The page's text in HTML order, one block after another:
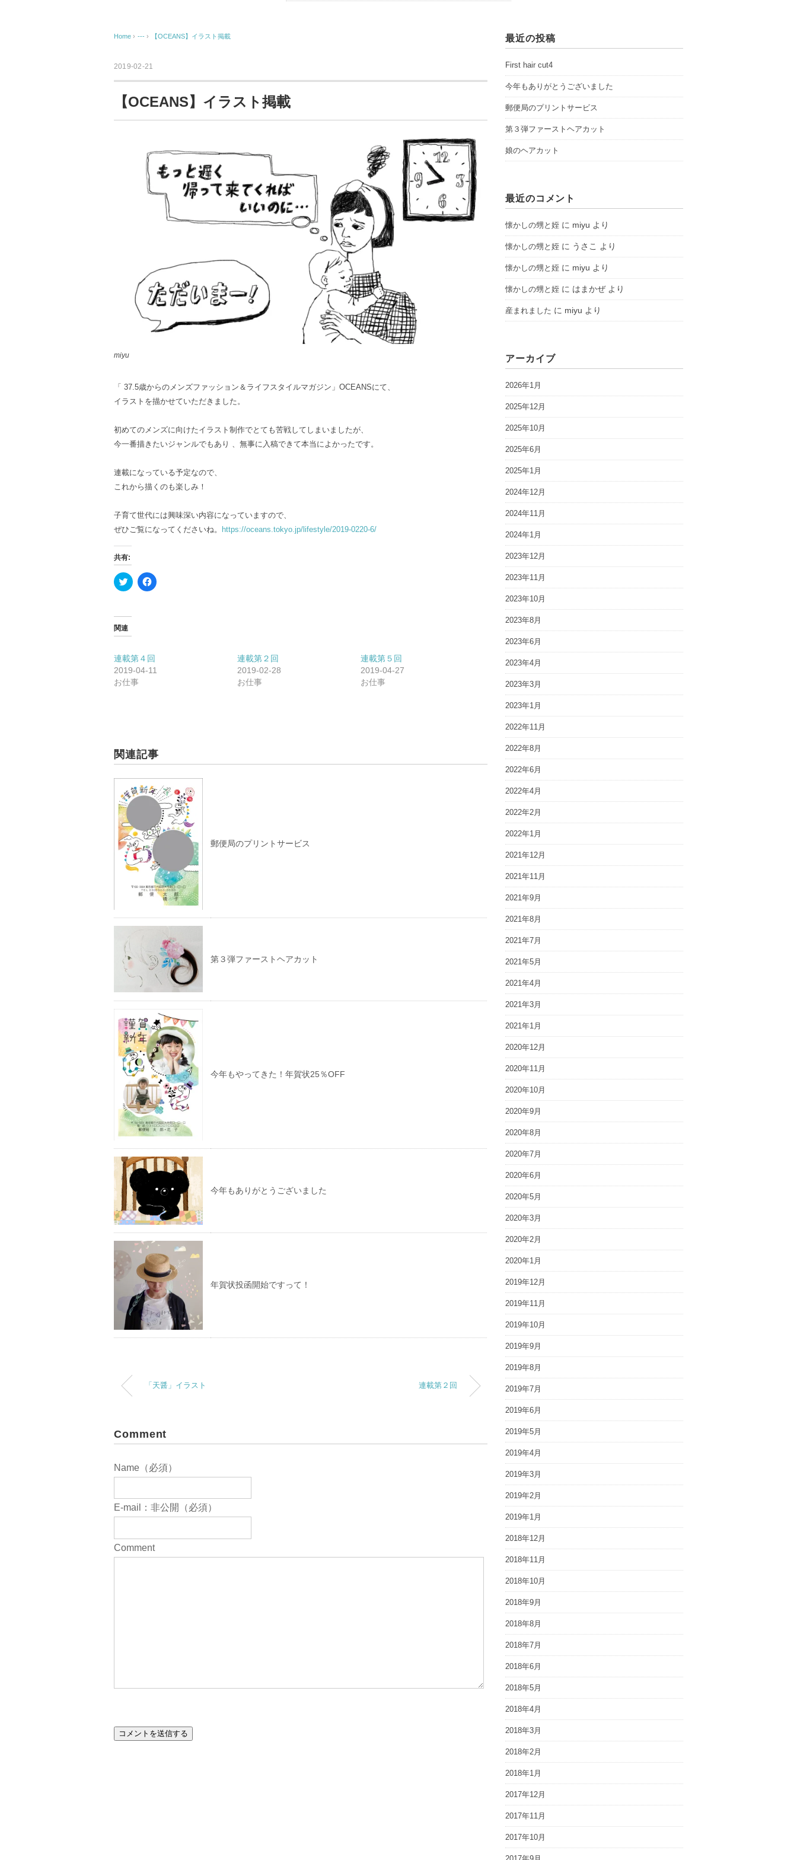
Home › --- › 【OCEANS】イラスト掲載
2019-02-21
【OCEANS】イラスト掲載
miyu
「 37.5歳からのメンズファッション＆ライフスタイルマガジン」OCEANSにて、
イラストを描かせていただきました。
初めてのメンズに向けたイラスト制作でとても苦戦してしまいましたが、
今一番描きたいジャンルでもあり 、無事に入稿できて本当によかったです。
連載になっている予定なので、
これから描くのも楽しみ！
子育て世代には興味深い内容になっていますので、
ぜひご覧になってくださいね。
https://oceans.tokyo.jp/lifestyle/2019-0220-6/
共有:
ク
リ
て
w
t
e
r
で
共
ド
ウ
で
き
ま
す)
F
a
有
す
る
だ
さ
い
し
い
ウ
ィ
ド
ウ
で
開
き
ま
す)
関連
連載第４回
2019-04-11
お仕事
連載第２回
2019-02-28
お仕事
連載第５回
2019-04-27
お仕事
関連記事
郵便局のプリントサービス
第３弾ファーストヘアカット
今年もやってきた！年賀状25％OFF
今年もありがとうございました
年賀状投函開始ですって！
「天醤」イラスト 連載第２回
Comment
Name（必須）
E-mail：非公開（必須）
Comment
最近の投稿
First hair cut4
今年もありがとうございました
郵便局のプリントサービス
第３弾ファーストヘアカット
娘のヘアカット
最近のコメント
懐かしの甥と姪 に miyu より
懐かしの甥と姪 に うさこ より
懐かしの甥と姪 に miyu より
懐かしの甥と姪 に はまかぜより
産まれました に miyu より
アーカイブ
2026年1月
2025年12月
2025年10月
2025年6月
2025年1月
2024年12月
2024年11月
2024年1月
2023年12月
2023年11月
2023年10月
2023年8月
2023年6月
2023年4月
2023年3月
2023年1月
2022年11月
2022年8月
2022年6月
2022年4月
2022年2月
2022年1月
2021年12月
2021年11月
2021年9月
2021年8月
2021年7月
2021年5月
2021年4月
2021年3月
2021年1月
2020年12月
2020年11月
2020年10月
2020年9月
2020年8月
2020年7月
2020年6月
2020年5月
2020年3月
2020年2月
2020年1月
2019年12月
2019年11月
2019年10月
2019年9月
2019年8月
2019年7月
2019年6月
2019年5月
2019年4月
2019年3月
2019年2月
2019年1月
2018年12月
2018年11月
2018年10月
2018年9月
2018年8月
2018年7月
2018年6月
2018年5月
2018年4月
2018年3月
2018年2月
2018年1月
2017年12月
2017年11月
2017年10月